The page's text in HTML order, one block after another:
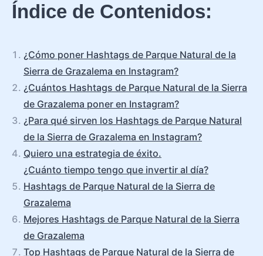
Índice de Contenidos:
¿Cómo poner Hashtags de Parque Natural de la
Sierra de Grazalema en Instagram?
¿Cuántos Hashtags de Parque Natural de la Sierra
de Grazalema poner en Instagram?
¿Para qué sirven los Hashtags de Parque Natural
de la Sierra de Grazalema en Instagram?
Quiero una estrategia de éxito.
¿Cuánto tiempo tengo que invertir al día?
Hashtags de Parque Natural de la Sierra de
Grazalema
Mejores Hashtags de Parque Natural de la Sierra
de Grazalema
Top Hashtags de Parque Natural de la Sierra de